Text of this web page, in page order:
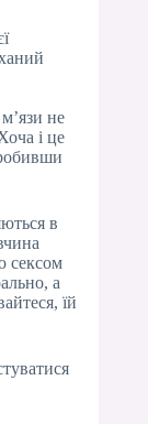
не
і це
в
сексом
а
їй